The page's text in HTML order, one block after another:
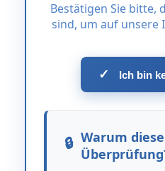
Bestätigen Sie bitte,
sind, um auf unsere
✓ Ich bin
Warum diese